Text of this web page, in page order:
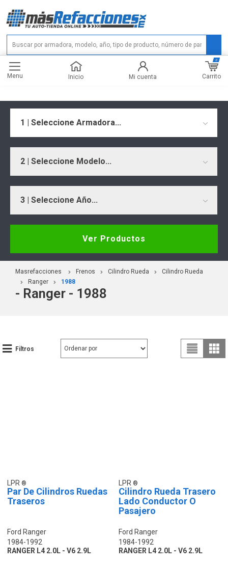
Menu Inicio Mi cuenta Carrito
0
1 | Seleccione Armadora...
2 | Seleccione Modelo...
3 | Seleccione Año...
Ver Productos
Masrefacciones Frenos Cilindro Rueda
Cilindro Rueda
Ranger
1988
- Ranger - 1988
Filtros
LPR
Par De Cilindros Ruedas
Traseros
Ford Ranger
1984-1992
RANGER L4 2.0L - V6 2.9L
LPR
Cilindro Rueda Trasero
Lado Conductor O
Pasajero
Ford Ranger
1984-1992
RANGER L4 2.0L - V6 2.9L